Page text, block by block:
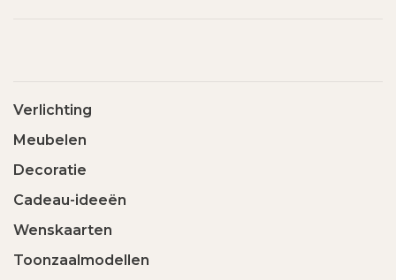
Verlichting
Meubelen
Decoratie
Cadeau-ideeën
Wenskaarten
Toonzaalmodellen